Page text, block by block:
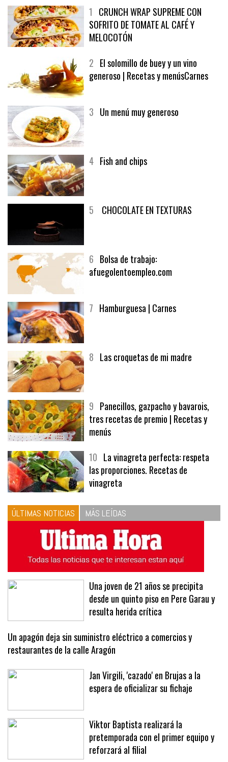
1CRUNCH WRAP SUPREME CON
SOFRITO DE TOMATE AL CAFÉ Y
MELOCOTÓN
2El solomillo de buey y un vino
6Bolsa de trabajo:
9Panecillos, gazpacho y bavarois,
tres recetas de premio | Recetas y
menús
10La vinagreta perfecta: respeta
las proporciones. Recetas de
vinagreta
ÚLTIMAS NOTICIAS MÁS LEÍDAS
Una joven de 21 años se precipita
desde un quinto piso en Pere Garau y
resulta herida crítica
Un apagón deja sin suministro eléctrico a comercios y
restaurantes de la calle Aragón
Jan Virgili, 'cazado' en Brujas a la
Viktor Baptista realizará la
pretemporada con el primer equipo y